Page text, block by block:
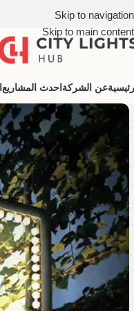
Skip to navigation
Skip to main content
عن الشركة احدث المشاريع